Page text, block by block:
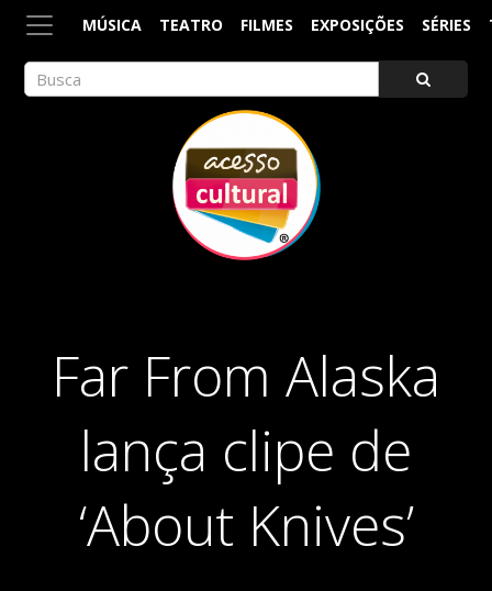
MÚSICA TEATRO FILMES EXPOSIÇÕES SÉRIES
Far From Alaska
lança clipe de
‘About Knives’